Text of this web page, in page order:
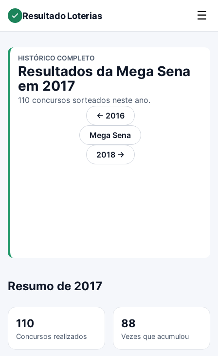
Resultado Loterias ☰
HISTÓRICO COMPLETO
Resultados da Mega Sena
em 2017
110 concursos sorteados neste ano.
← 2016
Mega Sena
2018 →
Resumo de 2017
110
Concursos realizados
88
Vezes que acumulou